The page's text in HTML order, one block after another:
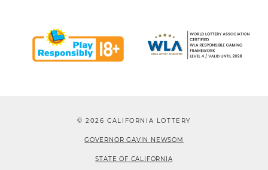
© 2026 CALIFORNIA LOTTERY
GOVERNOR GAVIN NEWSOM
STATE OF CALIFORNIA